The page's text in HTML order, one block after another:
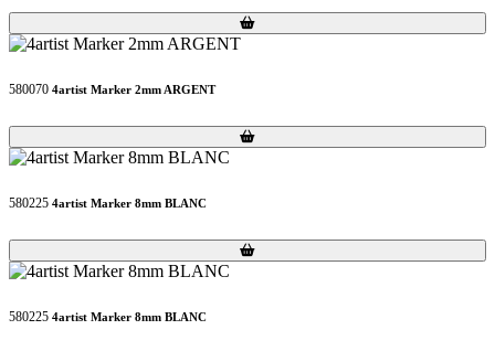
Loading...
Loading...
580070 4artist Marker 2mm ARGENT
Loading...
Loading...
580225 4artist Marker 8mm BLANC
Loading...
Loading...
580225 4artist Marker 8mm BLANC